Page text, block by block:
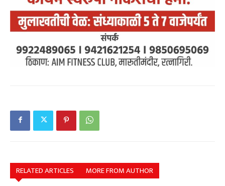
RELATED ARTICLES MORE FROM AUTHOR